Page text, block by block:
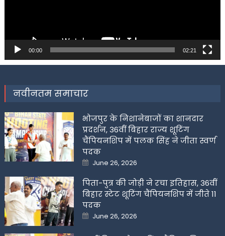
00:00 02:21
नवीनतम समाचार
भोजपुर के निशानेबाजों का शानदार
प्रदर्शन, 36वीं बिहार राज्य शूटिंग
चैंपियनशिप में पलक सिंह ने जीता स्वर्ण
पदक
Posted
on
June 26, 2026
पिता-पुत्र की जोड़ी ने रचा इतिहास, 36वीं
बिहार स्टेट शूटिंग चैंपियनशिप में जीते 11
पदक
Posted
on
June 26, 2026